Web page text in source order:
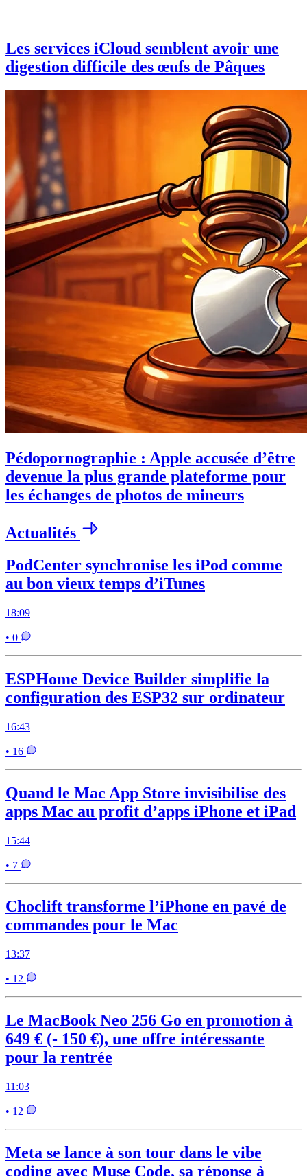
Les services iCloud semblent avoir une
digestion difficile des œufs de Pâques
Pédopornographie : Apple accusée d’être
devenue la plus grande plateforme pour
les échanges de photos de mineurs
Actualités
PodCenter synchronise les iPod comme
au bon vieux temps d’iTunes
18:09
• 0
ESPHome Device Builder simplifie la
configuration des ESP32 sur ordinateur
16:43
• 16
Quand le Mac App Store invisibilise des
apps Mac au profit d’apps iPhone et iPad
15:44
• 7
Choclift transforme l’iPhone en pavé de
commandes pour le Mac
13:37
• 12
Le MacBook Neo 256 Go en promotion à
649 € (- 150 €), une offre intéressante
pour la rentrée
11:03
• 12
Meta se lance à son tour dans le vibe
coding avec Muse Code, sa réponse à